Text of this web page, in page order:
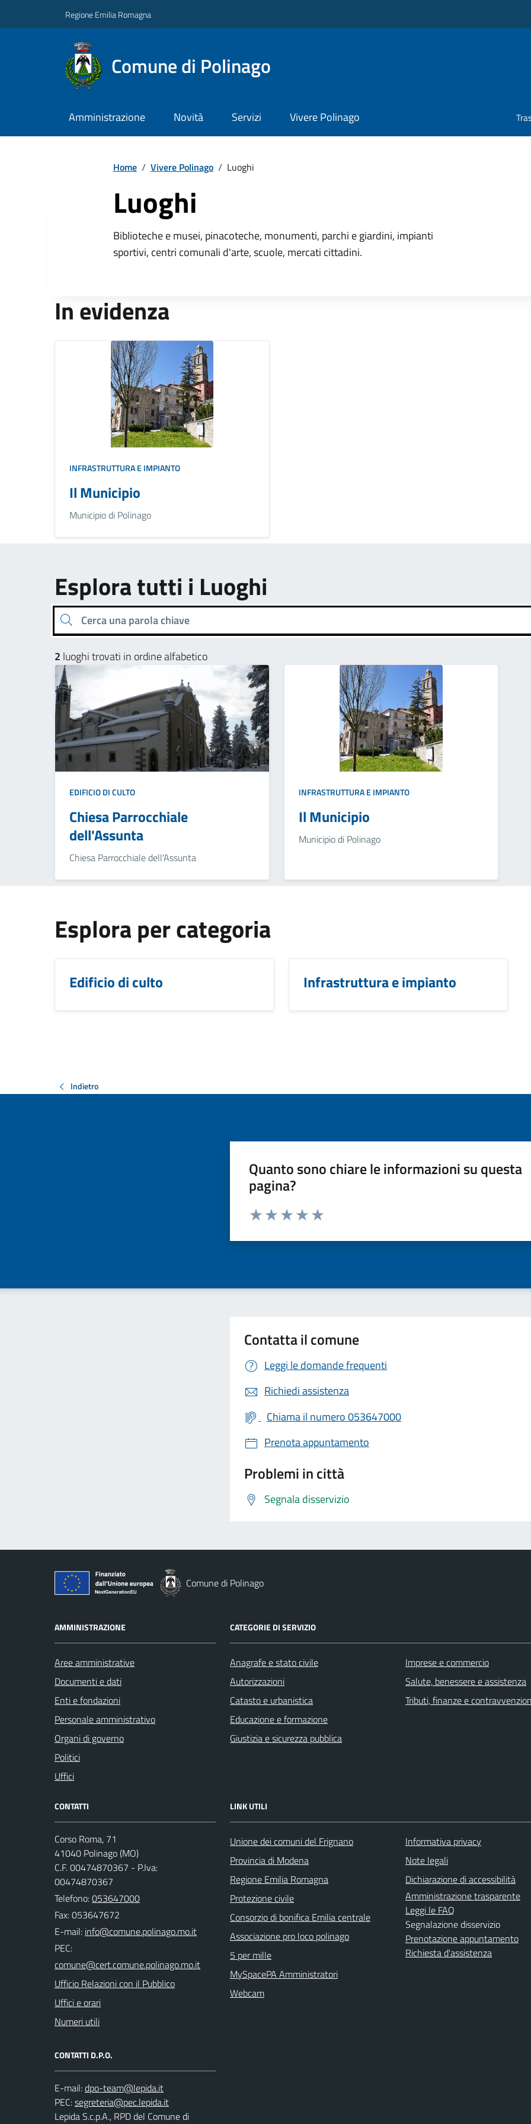
Regione Emilia Romagna
Comune di Polinago
Amministrazione Novità Servizi Vivere Polinago
Home / Vivere Polinago / Luoghi
Luoghi
Biblioteche e musei, pinacoteche, monumenti, parchi e giardini, impianti
sportivi, centri comunali d'arte, scuole, mercati cittadini.
In evidenza
INFRASTRUTTURA E IMPIANTO
Il Municipio
Municipio di Polinago
Esplora tutti i Luoghi
Cerca una parola chiave
2 luoghi trovati in ordine alfabetico
EDIFICIO DI CULTO
Chiesa Parrocchiale
dell'Assunta
Chiesa Parrocchiale dell'Assunta
INFRASTRUTTURA E IMPIANTO
Il Municipio
Municipio di Polinago
Esplora per categoria
Edificio di culto Infrastruttura e impianto
Indietro
Quanto sono chiare le informazioni su questa
pagina?
Valuta da 1 a 5 stelle la pagina
Contatta il comune
Leggi le domande frequenti
Richiedi assistenza
Chiama il numero 053647000
Prenota appuntamento
Problemi in città
Segnala disservizio
Comune di Polinago
AMMINISTRAZIONE
Aree amministrative
Documenti e dati
Enti e fondazioni
Personale amministrativo
Organi di governo
Politici
Uffici
CATEGORIE DI SERVIZIO
Anagrafe e stato civile
Autorizzazioni
Catasto e urbanistica
Educazione e formazione
Giustizia e sicurezza pubblica
Imprese e commercio
Salute, benessere e assistenza
Tributi, finanze e
CONTATTI
Corso Roma, 71
41040 Polinago (MO)
C.F. 00474870367 - P.Iva:
00474870367
Telefono:053647000
Fax: 053647672
E-mail:
PEC:
Ufficio Relazioni con il Pubblico
Uffici e orari
Numeri utili
CONTATTI D.P.O.
E-mail:
PEC:
Lepida S.c.p.A., RPD del Comune di
LINK UTILI
Unione dei comuni del Frignano
Provincia di Modena
Regione Emilia Romagna
Protezione civile
Consorzio di bonifica Emilia centrale
Associazione pro loco polinago
5 per mille
MySpacePA Amministratori
Webcam
Informativa privacy
Note legali
Dichiarazione di accessibilità
Amministrazione trasparente
Leggi le FAQ
Segnalazione disservizio
Prenotazione appuntamento
Richiesta d'assistenza